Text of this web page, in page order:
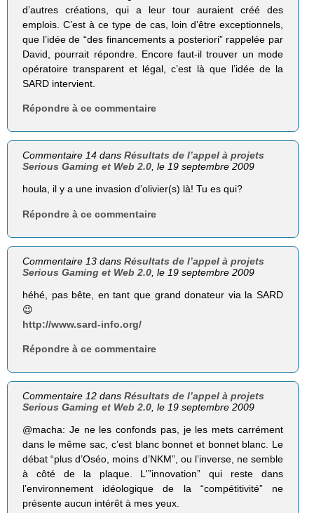
d’autres créations, qui a leur tour auraient créé des
emplois. C’est à ce type de cas, loin d’être exceptionnels,
que l’idée de “des financements a posteriori” rappelée par
David, pourrait répondre. Encore faut-il trouver un mode
opératoire transparent et légal, c’est là que l’idée de la
SARD intervient.
Répondre à ce commentaire
Commentaire 14 dansRésultats de l’appel à projets
Serious Gaming et Web 2.0, le 19 septembre 2009
houla, il y a une invasion d’olivier(s) là! Tu es qui?
Répondre à ce commentaire
Commentaire 13 dansRésultats de l’appel à projets
Serious Gaming et Web 2.0 , le 19 septembre 2009
héhé, pas bête, en tant que grand donateur via la SARD
😉
http://www.sard-info.org/
Répondre à ce commentaire
Commentaire 12 dansRésultats de l’appel à projets
Serious Gaming et Web 2.0 , le 19 septembre 2009
@macha: Je ne les confonds pas, je les mets carrément
dans le même sac, c’est blanc bonnet et bonnet blanc. Le
débat “plus d’Oséo, moins d’NKM”, ou l’inverse, ne semble
à côté de la plaque. L'”innovation” qui reste dans
l’environnement idéologique de la “compétitivité” ne
présente aucun intérêt à mes yeux.